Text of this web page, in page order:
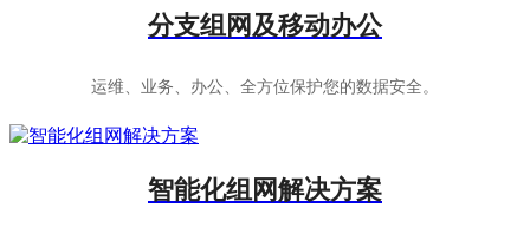
分支组网及移动办公
运维、业务、办公、全方位保护您的数据安全。
智能化组网解决方案